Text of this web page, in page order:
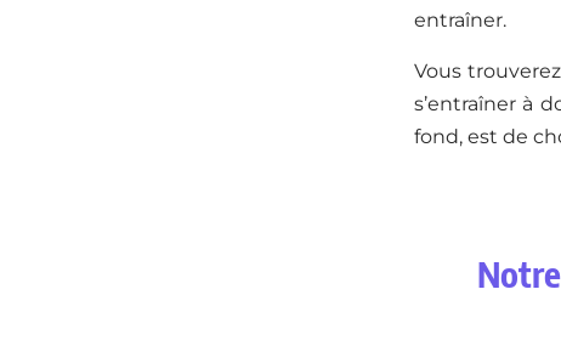
entraîner.
Vous
s’entraîner à
fond, est de